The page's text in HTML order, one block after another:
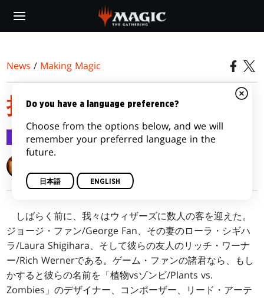
main
News / Making Magic
抱き合わせ
Making Magic 2012/08/20
しばらく前に、我々はウィザーズに数人の客を迎えた。
ジョージ・ファン/George Fan、その妻のローラ・シギハ
ラ/Laura Shigihara、そして彼らの友人のリッチ・ワーナ
ー/Rich Wernerである。ゲーム・ファンの諸君なら、もし
かすると彼らの名前を「植物vsゾンビ/Plants vs.
Zombies」のデザイナー、コンポーザー、リード・アーテ
Do you have a language preference?
Choose from the options below, and we will
remember your preferred language in the
future.
日本語 ENGLISH